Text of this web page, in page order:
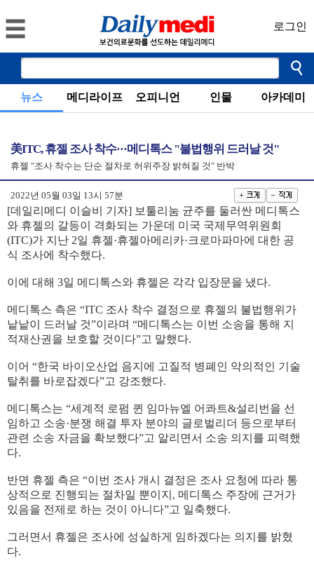
로그인
뉴스 메디라이프 오피니언 인물 아카데미
美ITC, 휴젤 조사 착수···메디톡스 "불법행위 드러날 것"
휴젤 "조사 착수는 단순 절차로 허위주장 밝혀질 것" 반박
2022년 05월 03일 13시 57분
[데일리메디 이슬비 기자] 보툴리눔 균주를 둘러싼 메디톡스
와 휴젤의 갈등이 격화되는 가운데 미국 국제무역위원회
(ITC)가 지난 2일 휴젤·휴젤아메리카·크로마파마에 대한 공
식 조사에 착수했다.
이에 대해 3일 메디톡스와 휴젤은 각각 입장문을 냈다.
메디톡스 측은 “ITC 조사 착수 결정으로 휴젤의 불법행위가
낱낱이 드러날 것”이라며 “메디톡스는 이번 소송을 통해 지
적재산권을 보호할 것이다”고 말했다.
이어 “한국 바이오산업 음지에 고질적 병폐인 악의적인 기술
탈취를 바로잡겠다”고 강조했다.
메디톡스는 “세계적 로펌 퀸 임마뉴엘 어콰트&설리번을 선
임하고 소송·분쟁 해결 투자 분야의 글로벌리더 등으로부터
관련 소송 자금을 확보했다”고 알리면서 소송 의지를 피력했
다.
반면 휴젤 측은 “이번 조사 개시 결정은 조사 요청에 따라 통
상적으로 진행되는 절차일 뿐이지, 메디톡스 주장에 근거가
있음을 전제로 하는 것이 아니다”고 일축했다.
그러면서 휴젤은 조사에 성실하게 임하겠다는 의지를 밝혔
다.